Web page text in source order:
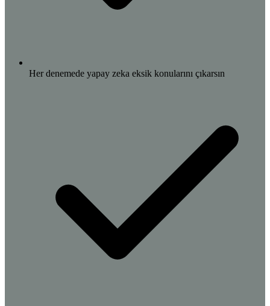
Her denemede yapay zeka eksik konularını çıkarsın